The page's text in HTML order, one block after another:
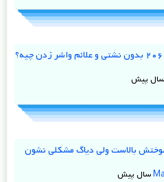
علت کم شدن آب ۲۰۶ بدون نشتی و علائم واشر زدن چیه؟
سوختش بالاست ولی دیاگ مشکلی نشون